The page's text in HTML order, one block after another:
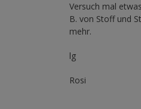
Versuch mal
B. von Stoff und
mehr.
lg
Rosi